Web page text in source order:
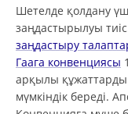
Шетелде қолдану
заңдастырылуы
заңдастыру
Гаага конвенциясы
арқылы құжаттарды
мүмкіндік береді.